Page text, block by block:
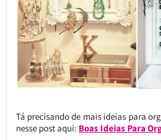
Tá precisando de mais ideias para
nesse post aqui: Boas Ideias Para